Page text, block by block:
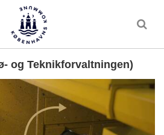
og Teknikforvaltningen)